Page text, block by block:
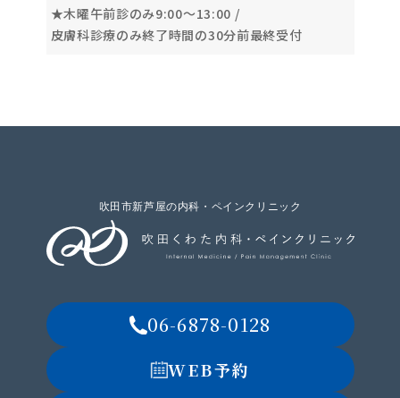
★木曜午前診のみ9:00〜13:00 /
皮膚科診療のみ終了時間の30分前最終受付
吹田市新芦屋の内科・ペインクリニック
06-6878-0128
WEB予約